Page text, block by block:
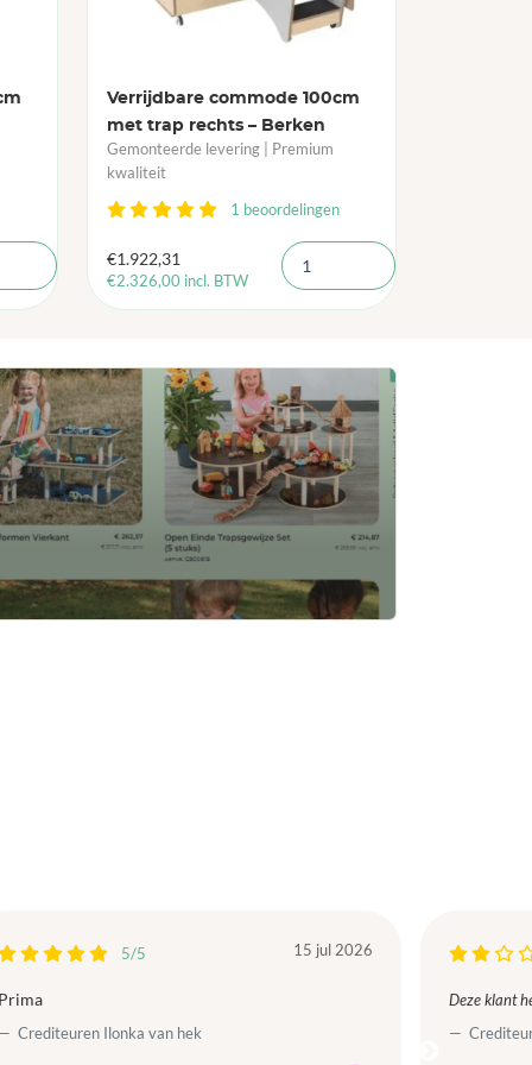
Verrijdbare commode 100cm
met trap rechts – Berken
Gemonteerde levering | Premium
kwaliteit
1 beoordelingen
€1.922,31
€2.326,00 incl. BTW
5/5 15 jul 2026
Crediteuren Ilonka van hek
Deze klant